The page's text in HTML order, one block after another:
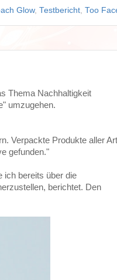
Glow, Testbericht Too
Thema Nachhaltigkeit
umzugehen.
Verpackte Produkte aller Art
gefunden."
ich bereits über die
berichtet. Den